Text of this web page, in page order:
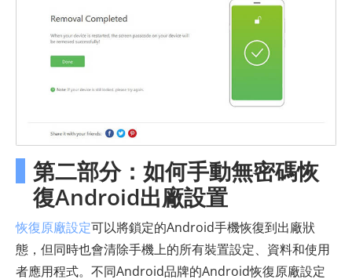
第二部分：如何手動無密碼恢
復Android出廠設置
恢復原廠設定可以將鎖定的Android手機恢復到出廠狀
態，但同時也會清除手機上的所有裝置設定、資料和使用
者應用程式。不同Android品牌的Android恢復原廠設定